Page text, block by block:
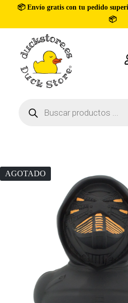
📦 Envío gratis con tu pedido
📦
AGOTADO